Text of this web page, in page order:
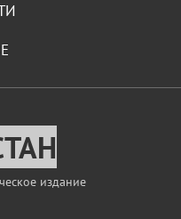
издание